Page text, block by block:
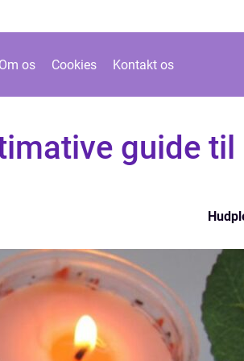
Om os Cookies Kontakt os
guide til